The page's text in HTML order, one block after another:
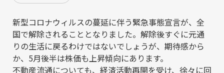
新型コロナウィルスの蔓延に伴う緊急事態宣言が、全
国で解除されることとなりました。解除後すぐに元通
りの生活に戻るわけではないでしょうが、期待感から
か、5月後半は株価も上昇傾向にあります。
不動産流通についても、経済活動再開を受け、徐々に回